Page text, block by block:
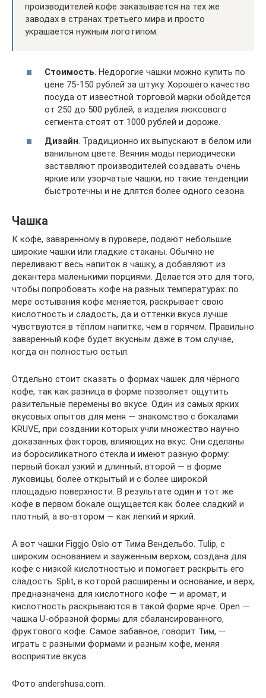
производителей кофе заказывается на тех же
заводах в странах третьего мира и просто
украшается нужным логотипом.
Стоимость. Недорогие чашки можно купить по
цене 75-150 рублей за штуку. Хорошего качество
посуда от известной торговой марки обойдется
от 250 до 500 рублей, а изделия люксового
сегмента стоят от 1000 рублей и дороже.
Дизайн. Традиционно их выпускают в белом или
ванильном цвете. Веяния моды периодически
заставляют производителей создавать очень
яркие или узорчатые чашки, но такие тенденции
быстротечны и не длятся более одного сезона.
Чашка
К кофе, заваренному в пуровере, подают небольшие
широкие чашки или гладкие стаканы. Обычно не
переливают весь напиток в чашку, а добавляют из
декантера маленькими порциями. Делается это для того,
чтобы попробовать кофе на разных температурах: по
мере остывания кофе меняется, раскрывает свою
кислотность и сладость, да и оттенки вкуса лучше
чувствуются в тёплом напитке, чем в горячем. Правильно
заваренный кофе будет вкусным даже в том случае,
когда он полностью остыл.
Отдельно стоит сказать о формах чашек для чёрного
кофе, так как разница в форме позволяет ощутить
разительные перемены во вкусе. Один из самых ярких
вкусовых опытов для меня — знакомство с бокалами
KRUVE, при создании которых учли множество научно
доказанных факторов, влияющих на вкус. Они сделаны
из боросиликатного стекла и имеют разную форму:
первый бокал узкий и длинный, второй — в форме
луковицы, более открытый и с более широкой
площадью поверхности. В результате один и тот же
кофе в первом бокале ощущается как более сладкий и
плотный, а во-втором — как лёгкий и яркий.
А вот чашки Figgjo Oslo от Тима Вендельбо. Tulip, с
широким основанием и зауженным верхом, создана для
кофе с низкой кислотностью и помогает раскрыть его
сладость. Split, в которой расширены и основание, и верх,
предназначена для кислотного кофе — и аромат, и
кислотность раскрываются в такой форме ярче. Open —
чашка U-образной формы для сбалансированного,
фруктового кофе. Самое забавное, говорит Тим, —
играть с разными формами и разным кофе, меняя
восприятие вкуса.
Фото andershusa.com.